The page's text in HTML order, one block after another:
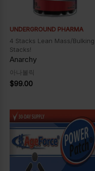
UNDERGROUND PHARMA
4 Stacks Lean Mass/Bulking
Stacks!
Anarchy
아나볼릭
$99.00